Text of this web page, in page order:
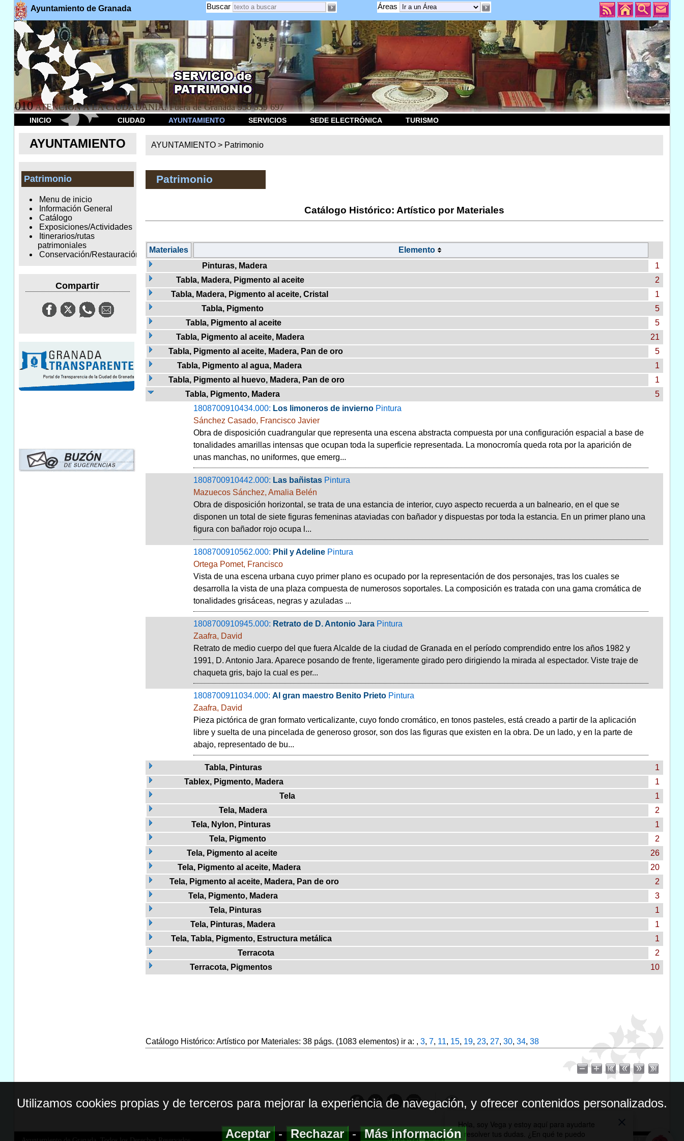
Ayuntamiento de Granada Áreas
Buscar
010 ATENCION A LA CIUDADANÍA. Fuera de Granada 958 539 697
INICIO CIUDAD AYUNTAMIENTO SERVICIOS SEDE ELECTRÓNICA TURISMO
AYUNTAMIENTO
Patrimonio
Menu de inicio
Información General
Catálogo
Exposiciones/Actividades
Itinerarios/rutas
patrimoniales
Conservación/Restauración
Compartir
AYUNTAMIENTO > Patrimonio
Patrimonio
Catálogo Histórico: Artístico por Materiales
Materiales
Elemento
Pinturas, Madera
1
Tabla, Madera, Pigmento al aceite
2
Tabla, Madera, Pigmento al aceite, Cristal
1
Tabla, Pigmento
5
Tabla, Pigmento al aceite
5
Tabla, Pigmento al aceite, Madera
21
Tabla, Pigmento al aceite, Madera, Pan de oro
5
Tabla, Pigmento al agua, Madera
1
Tabla, Pigmento al huevo, Madera, Pan de oro
1
Tabla, Pigmento, Madera
5
1808700910434.000: Los limoneros de invierno Pintura
Sánchez Casado, Francisco Javier
Obra de disposición cuadrangular que representa una escena abstracta compuesta por una configuración espacial a base de
tonalidades amarillas intensas que ocupan toda la superficie representada. La monocromía queda rota por la aparición de
unas manchas, no uniformes, que emerg...
1808700910442.000: Las bañistas Pintura
Mazuecos Sánchez, Amalia Belén
Obra de disposición horizontal, se trata de una estancia de interior, cuyo aspecto recuerda a un balneario, en el que se
disponen un total de siete figuras femeninas ataviadas con bañador y dispuestas por toda la estancia. En un primer plano una
figura con bañador rojo ocupa l...
1808700910562.000: Phil y Adeline Pintura
Ortega Pomet, Francisco
Vista de una escena urbana cuyo primer plano es ocupado por la representación de dos personajes, tras los cuales se
desarrolla la vista de una plaza compuesta de numerosos soportales. La composición es tratada con una gama cromática de
tonalidades grisáceas, negras y azuladas ...
1808700910945.000: Retrato de D. Antonio Jara Pintura
Zaafra, David
Retrato de medio cuerpo del que fuera Alcalde de la ciudad de Granada en el período comprendido entre los años 1982 y
1991, D. Antonio Jara. Aparece posando de frente, ligeramente girado pero dirigiendo la mirada al espectador. Viste traje de
chaqueta gris, bajo la cual es per...
1808700911034.000: Al gran maestro Benito Prieto Pintura
Zaafra, David
Pieza pictórica de gran formato verticalizante, cuyo fondo cromático, en tonos pasteles, está creado a partir de la aplicación
libre y suelta de una pincelada de generoso grosor, son dos las figuras que existen en la obra. De un lado, y en la parte de
abajo, representado de bu...
Tabla, Pinturas
1
Tablex, Pigmento, Madera
1
Tela
1
Tela, Madera
2
Tela, Nylon, Pinturas
1
Tela, Pigmento
2
Tela, Pigmento al aceite
26
Tela, Pigmento al aceite, Madera
20
Tela, Pigmento al aceite, Madera, Pan de oro
2
Tela, Pigmento, Madera
3
Tela, Pinturas
1
Tela, Pinturas, Madera
1
Tela, Tabla, Pigmento, Estructura metálica
1
Terracota
2
Terracota, Pigmentos
10
Catálogo Histórico: Artístico por Materiales: 38 págs. (1083 elementos) ir a: , 3, 7, 11, 15, 19, 23, 27, 30, 34, 38
Utilizamos cookies propias y de terceros para mejorar la experiencia de navegación, y ofrecer contenidos personalizados.
Aceptar-Rechazar-Más información